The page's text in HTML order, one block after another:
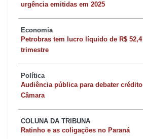
urgência emitidas em 2025
Economia
Petrobras tem lucro líquido de R$
trimestre
Política
Audiência pública para debater
Câmara
COLUNA DA TRIBUNA
Ratinho e as coligações no Paraná